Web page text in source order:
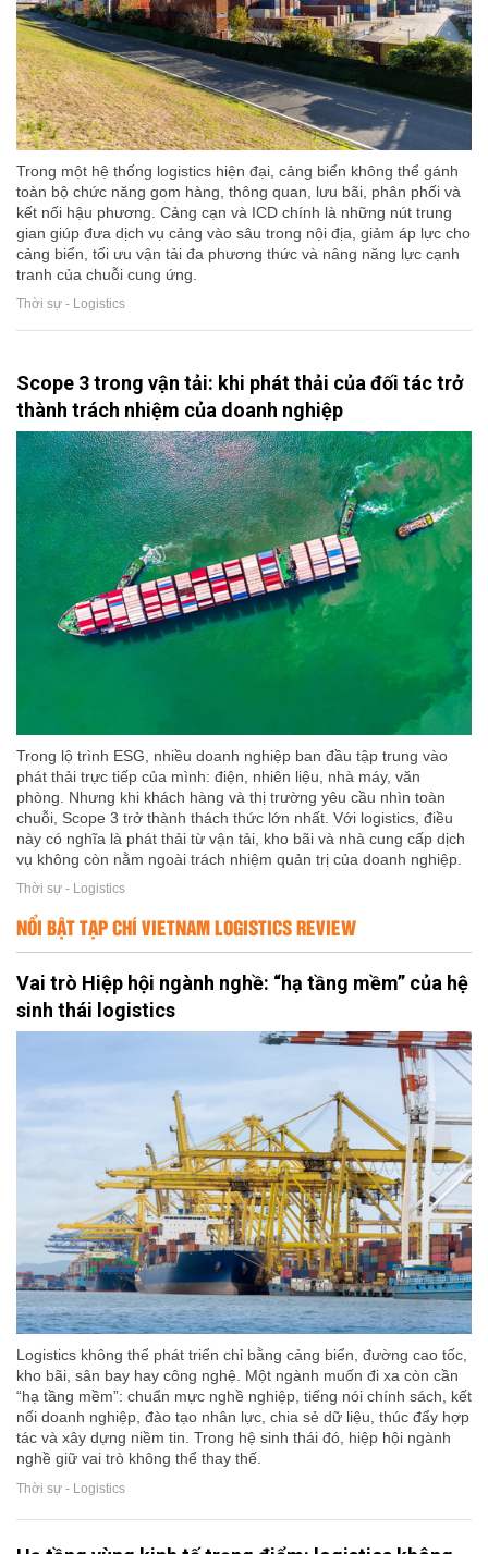
Trong một hệ thống logistics hiện đại, cảng biển không thể gánh
toàn bộ chức năng gom hàng, thông quan, lưu bãi, phân phối và
kết nối hậu phương. Cảng cạn và ICD chính là những nút trung
gian giúp đưa dịch vụ cảng vào sâu trong nội địa, giảm áp lực cho
cảng biển, tối ưu vận tải đa phương thức và nâng năng lực cạnh
tranh của chuỗi cung ứng.
Thời sự - Logistics
Scope 3 trong vận tải: khi phát thải của đối tác trở
thành trách nhiệm của doanh nghiệp
Trong lộ trình ESG, nhiều doanh nghiệp ban đầu tập trung vào
phát thải trực tiếp của mình: điện, nhiên liệu, nhà máy, văn
phòng. Nhưng khi khách hàng và thị trường yêu cầu nhìn toàn
chuỗi, Scope 3 trở thành thách thức lớn nhất. Với logistics, điều
này có nghĩa là phát thải từ vận tải, kho bãi và nhà cung cấp dịch
vụ không còn nằm ngoài trách nhiệm quản trị của doanh nghiệp.
Thời sự - Logistics
NỔI BẬT TẠP CHÍ VIETNAM LOGISTICS REVIEW
Vai trò Hiệp hội ngành nghề: “hạ tầng mềm” của hệ
sinh thái logistics
Logistics không thể phát triển chỉ bằng cảng biển, đường cao tốc,
kho bãi, sân bay hay công nghệ. Một ngành muốn đi xa còn cần
“hạ tầng mềm”: chuẩn mực nghề nghiệp, tiếng nói chính sách, kết
nối doanh nghiệp, đào tạo nhân lực, chia sẻ dữ liệu, thúc đẩy hợp
tác và xây dựng niềm tin. Trong hệ sinh thái đó, hiệp hội ngành
nghề giữ vai trò không thể thay thế.
Thời sự - Logistics